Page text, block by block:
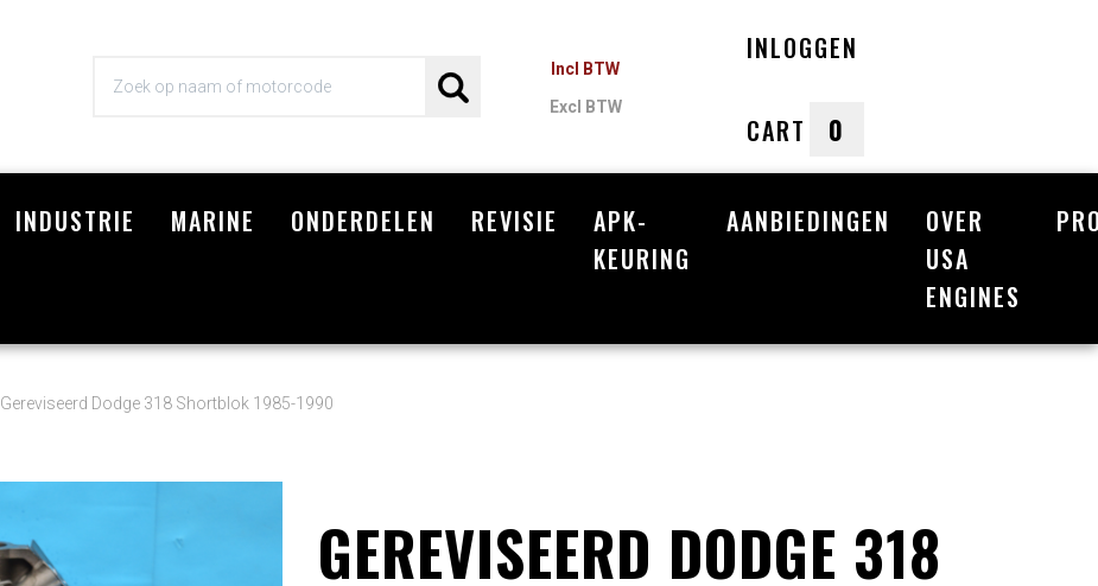
Incl BTW
Excl BTW
INLOGGEN
CART 0
Winkelwagen
INDUSTRIE MARINE ONDERDELEN REVISIE
APK-
KEURING
AANBIEDINGEN
OVER
USA
ENGINES
Gereviseerd Dodge 318 Shortblok 1985-1990
GEREVISEERD DODGE 318